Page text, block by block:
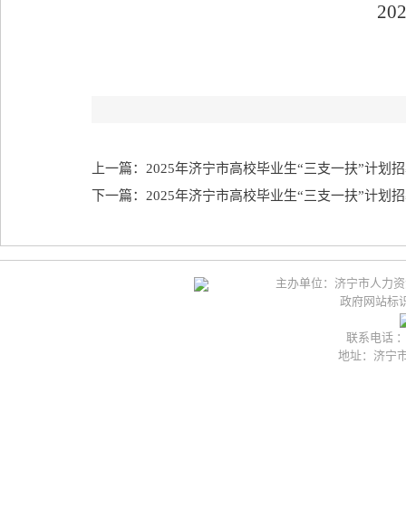
2025年7月
上一篇：2025年济宁市高校毕业生“三支一扶”计划
下一篇：2025年济宁市高校毕业生“三支一扶”计划
主办单位：济宁市人力
政府网站标
联系电话
地址：济宁